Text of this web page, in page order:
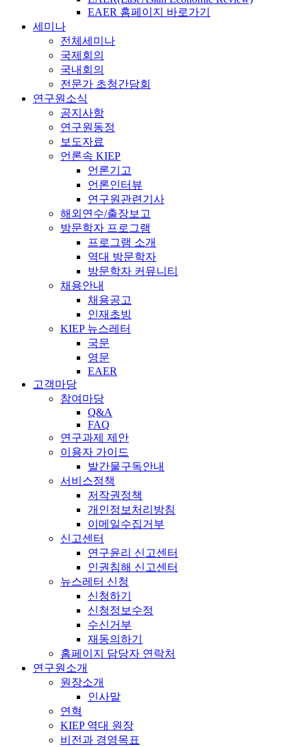
EAER 홈페이지 바로가기
세미나
전체세미나
국제회의
국내회의
전문가 초청간담회
연구원소식
공지사항
연구원동정
보도자료
언론속 KIEP
언론기고
언론인터뷰
연구원관련기사
해외연수/출장보고
방문학자 프로그램
프로그램 소개
역대 방문학자
방문학자 커뮤니티
채용안내
채용공고
인재초빙
KIEP 뉴스레터
국문
영문
EAER
고객마당
참여마당
Q&A
FAQ
연구과제 제안
이용자 가이드
발간물구독안내
서비스정책
저작권정책
개인정보처리방침
이메일수집거부
신고센터
연구윤리 신고센터
인권침해 신고센터
뉴스레터 신청
신청하기
신청정보수정
수신거부
재동의하기
홈페이지 담당자 연락처
연구원소개
원장소개
인사말
연혁
KIEP 역대 원장
비전과 경영목표